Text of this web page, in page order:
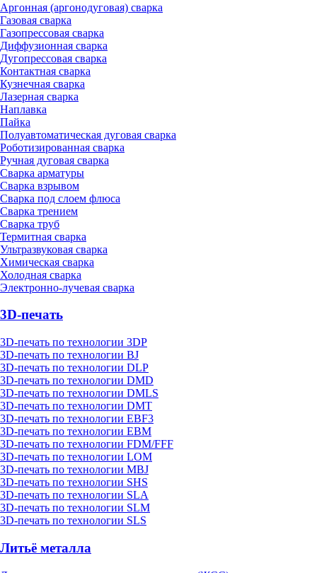
Аргонная (аргонодуговая) сварка
Газовая сварка
Газопрессовая сварка
Диффузионная сварка
Дугопрессовая сварка
Контактная сварка
Кузнечная сварка
Лазерная сварка
Наплавка
Пайка
Полуавтоматическая дуговая сварка
Роботизированная сварка
Ручная дуговая сварка
Сварка арматуры
Сварка взрывом
Сварка под слоем флюса
Сварка трением
Сварка труб
Термитная сварка
Ультразвуковая сварка
Химическая сварка
Холодная сварка
Электронно-лучевая сварка
3D-печать
3D-печать по технологии 3DP
3D-печать по технологии BJ
3D-печать по технологии DLP
3D-печать по технологии DMD
3D-печать по технологии DMLS
3D-печать по технологии DMT
3D-печать по технологии EBF3
3D-печать по технологии EBM
3D-печать по технологии FDM/FFF
3D-печать по технологии LOM
3D-печать по технологии MBJ
3D-печать по технологии SHS
3D-печать по технологии SLA
3D-печать по технологии SLM
3D-печать по технологии SLS
Литьё металла